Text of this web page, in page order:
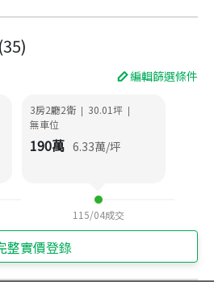
(35)
編輯篩選條件
3房2廳2衛 | 30.01坪 |
無車位
190萬 6.33萬/坪
115/04成交
整實價登錄